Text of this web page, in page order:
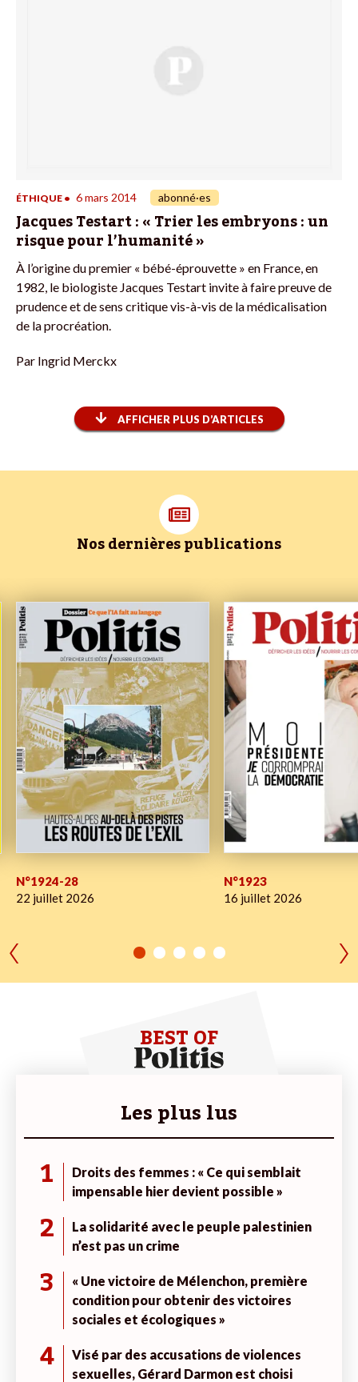
ÉTHIQUE • 6 mars 2014 abonné·es
Jacques Testart : « Trier les embryons : un
risque pour l’humanité »
À l’origine du premier « bébé-éprouvette » en France, en
1982, le biologiste Jacques Testart invite à faire preuve de
prudence et de sens critique vis-à-vis de la médicalisation
de la procréation.
Par Ingrid Merckx
AFFICHER PLUS D’ARTICLES
Nos dernières publications
N°1924-28
22 juillet 2026
N°1923
16 juillet 2026
BEST OF
Les plus lus
1
Droits des femmes : « Ce qui semblait
impensable hier devient possible »
2
La solidarité avec le peuple palestinien
n’est pas un crime
3
« Une victoire de Mélenchon, première
condition pour obtenir des victoires
sociales et écologiques »
4
Visé par des accusations de violences
sexuelles, Gérard Darmon est choisi